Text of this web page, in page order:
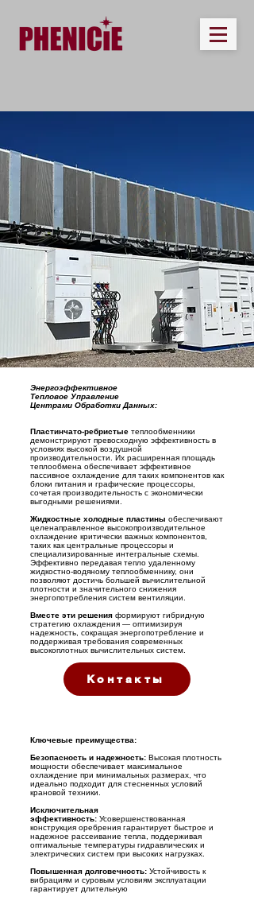
Энергоэффективное
Тепловое Управление
Центрами Обработки Данных:
Пластинчато-ребристые теплообменники
демонстрируют превосходную эффективность в
условиях высокой воздушной
производительности. Их расширенная площадь
теплообмена обеспечивает эффективное
пассивное охлаждение для таких компонентов как
блоки питания и графические процессоры,
сочетая производительность с экономически
выгодными решениями.
Жидкостные холодные пластины обеспечивают
целенаправленное высокопроизводительное
охлаждение критически важных компонентов,
таких как центральные процессоры и
специализированные интегральные схемы.
Эффективно передавая тепло удаленному
жидкостно-водяному теплообменнику, они
позволяют достичь большей вычислительной
плотности и значительного снижения
энергопотребления систем вентиляции.
Вместе эти решения формируют гибридную
стратегию охлаждения — оптимизируя
надежность, сокращая энергопотребление и
поддерживая требования современных
высокоплотных вычислительных систем.
Контакты
Ключевые преимущества:
Безопасность и надежность: Высокая плотность
мощности обеспечивает максимальное
охлаждение при минимальных размерах, что
идеально подходит для стесненных условий
крановой техники.
Исключительная
эффективность: Усовершенствованная
конструкция оребрения гарантирует быстрое и
надежное рассеивание тепла, поддерживая
оптимальные температуры гидравлических и
электрических систем при высоких нагрузках.
Повышенная долговечность: Устойчивость к
вибрациям и суровым условиям эксплуатации
гарантирует длительную